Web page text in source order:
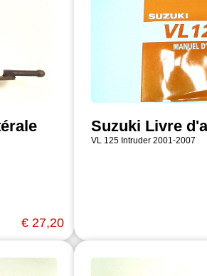
€ 27,20
Suzuki Livre
VL 125 Intruder 2001-2007